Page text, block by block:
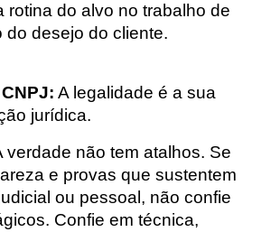
rotina do alvo no trabalho de
do desejo do cliente.
A legalidade é a sua
jurídica.
verdade não tem atalhos. Se
e provas que sustentem
ou pessoal, não confie
Confie em técnica,